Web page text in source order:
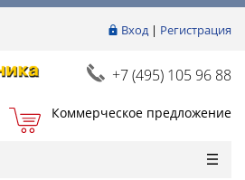
Вход| Регистрация
+7 (495) 105 96 88
Коммерческое предложение